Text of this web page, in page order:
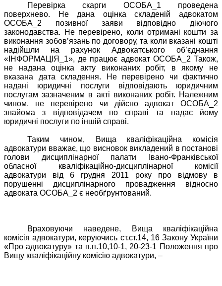
Перевірка скарги ОСОБА_1 проведена
поверхнево. Не дана оцінка складеній адвокатом
ОСОБА_2 позивної заяви відповідно діючого
законодавства. Не перевірено, коли отримані кошти за
виконання зобов’язань по договору, та коли вказані кошті
надійшли на рахунок Адвокатського об’єднання
«ІНФОРМАЦІЯ_1», де працює адвокат ОСОБА_2 Також,
не надана оцінка акту виконаних робіт, в якому не
вказана дата складення. Не перевірено чи фактично
надані юридичні послуги відповідають юридичним
послугам зазначеним в акті виконаних робіт. Належним
чином, не перевірено чи дійсно адвокат ОСОБА_2
знайома з відповідачем по справі та надає йому
юридичні послуги по іншій справі.
Таким чином, Вища кваліфікаційна комісія
адвокатури вважає, що висновок викладений в постанові
голови дисциплінарної палати Івано-Франківської
обласної кваліфікаційно-дисциплінарної комісії
адвокатури від 6 грудня 2011 року про відмову в
порушенні дисциплінарного провадження відносно
адвоката ОСОБА_2 є необґрунтований.
Враховуючи наведене, Вища кваліфікаційна
комісія адвокатури, керуючись ст.ст.14, 16 Закону України
«Про адвокатуру» та п.п.10,10-1, 20-23-1 Положення про
Вищу кваліфікаційну комісію адвокатури, –